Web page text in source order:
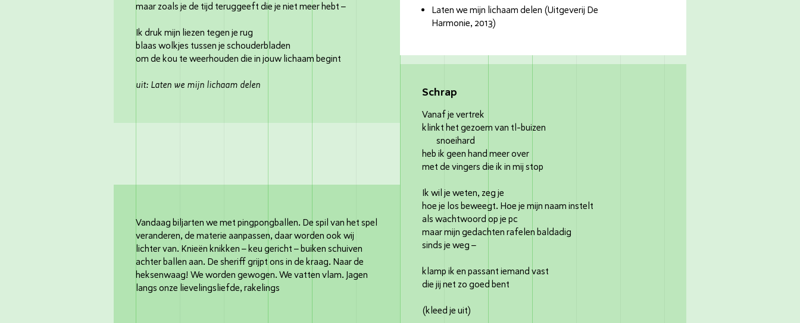
Laten we mijn lichaam delen (Uitgeverij De
Harmonie, 2013)
maar zoals je de tijd teruggeeft die je niet meer hebt –
Ik druk mijn liezen tegen je rug
blaas wolkjes tussen je schouderbladen
om de kou te weerhouden die in jouw lichaam begint
uit: Laten we mijn lichaam delen
Schrap
Vanaf je vertrek
klinkt het gezoem van tl-buizen
snoeihard
heb ik geen hand meer over
met de vingers die ik in mij stop
Ik wil je weten, zeg je
hoe je los beweegt. Hoe je mijn naam instelt
als wachtwoord op je pc
maar mijn gedachten rafelen baldadig
sinds je weg –
klamp ik en passant iemand vast
die jij net zo goed bent
(kleed je uit)
Vandaag biljarten we met pingpongballen. De spil van het spel
veranderen, de materie aanpassen, daar worden ook wij
lichter van. Knieën knikken – keu gericht – buiken schuiven
achter ballen aan. De sheriff grijpt ons in de kraag. Naar de
heksenwaag! We worden gewogen. We vatten vlam. Jagen
langs onze lievelingsliefde, rakelings